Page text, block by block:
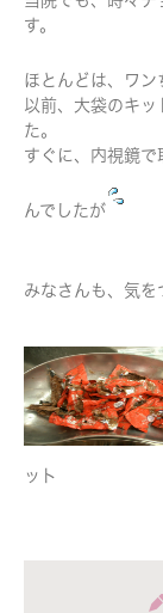
す。
ほとんどは、ワン
以前、大袋のキッ
た。
すぐに、内視鏡
んでしたが
みなさんも、気を
ット